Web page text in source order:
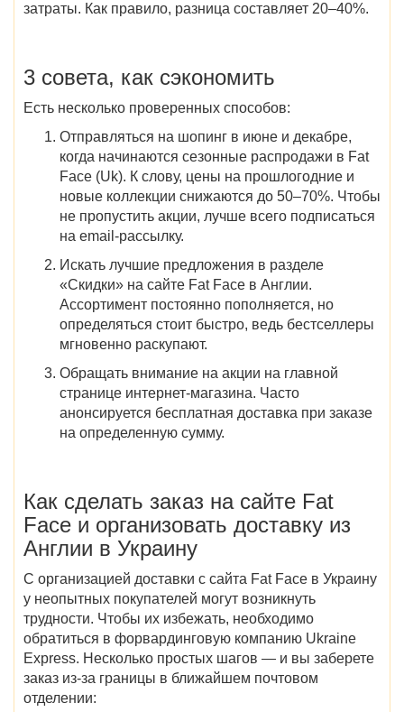
затраты. Как правило, разница составляет 20–40%.
3 совета, как сэкономить
Есть несколько проверенных способов:
Отправляться на шопинг в июне и декабре,
когда начинаются сезонные распродажи в Fat
Face (Uk). К слову, цены на прошлогодние и
новые коллекции снижаются до 50–70%. Чтобы
не пропустить акции, лучше всего подписаться
на email-рассылку.
Искать лучшие предложения в разделе
«Скидки» на сайте Fat Face в Англии.
Ассортимент постоянно пополняется, но
определяться стоит быстро, ведь бестселлеры
мгновенно раскупают.
Обращать внимание на акции на главной
странице интернет-магазина. Часто
анонсируется бесплатная доставка при заказе
на определенную сумму.
Как сделать заказ насайте Fat
Face и организовать доставку из
Англии в Украину
С организацией доставки с сайта Fat Face в Украину
у неопытных покупателей могут возникнуть
трудности. Чтобы их избежать, необходимо
обратиться в форвардинговую компанию Ukraine
Express. Несколько простых шагов — и вы заберете
заказ из-за границы в ближайшем почтовом
отделении: